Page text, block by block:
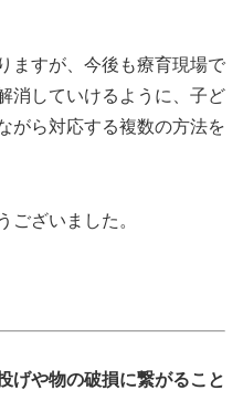
ますが、今後も療育現場で
消していけるように、子ど
がら対応する複数の方法を
ございました。
げや物の破損に繋がること